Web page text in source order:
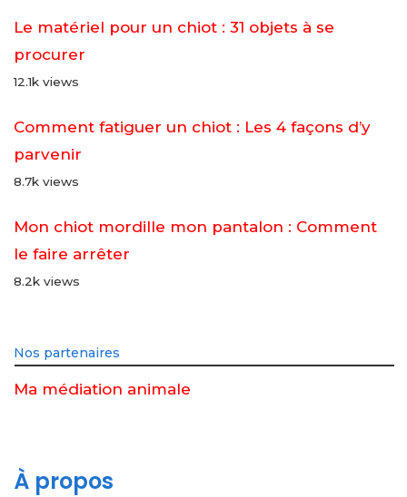
Le matériel pour un chiot : 31 objets à se
procurer
12.1k views
Comment fatiguer un chiot : Les 4 façons d’y
parvenir
8.7k views
Mon chiot mordille mon pantalon : Comment
le faire arrêter
8.2k views
Nos partenaires
Ma médiation animale
À propos